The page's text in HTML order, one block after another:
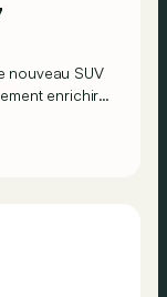
nouveau SUV
enrichir